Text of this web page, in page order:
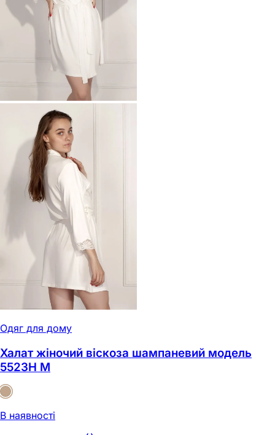
Одяг для дому
Халат жіночий віскоза шампаневий модель
5523Н M
В наявності